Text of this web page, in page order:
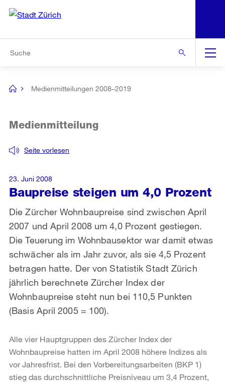
Navigation
[no
Medienmitteilungen 2008–2019
Baupreise steigen um 4,0 Prozent
Seite vorlesen
Medienmitteilung
Die Zürcher Wohnbaupreise sind zwischen April
2007 und April 2008 um 4,0 Prozent gestiegen.
Die Teuerung im Wohnbausektor war damit etwas
schwächer als im Jahr zuvor, als sie 4,5 Prozent
betragen hatte. Der von Statistik Stadt Zürich
jährlich berechnete Zürcher Index der
Wohnbaupreise steht nun bei 110,5 Punkten
(Basis April 2005 = 100).
23. Juni 2008
Alle vier Hauptgruppen des Zürcher Index der
Wohnbaupreise hatten im April 2008 höhere Indizes als
vor Jahresfrist. Bei den Vorbereitungsarbeiten (BKP 1)
stieg das durchschnittliche Preisniveau um 3,4 Prozent,